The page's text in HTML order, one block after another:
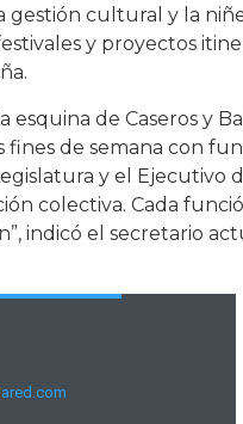
cultural y la
y proyectos
de Caseros y
de semana con
y el Ejecutivo
colectiva. Cada
indicó el secretario